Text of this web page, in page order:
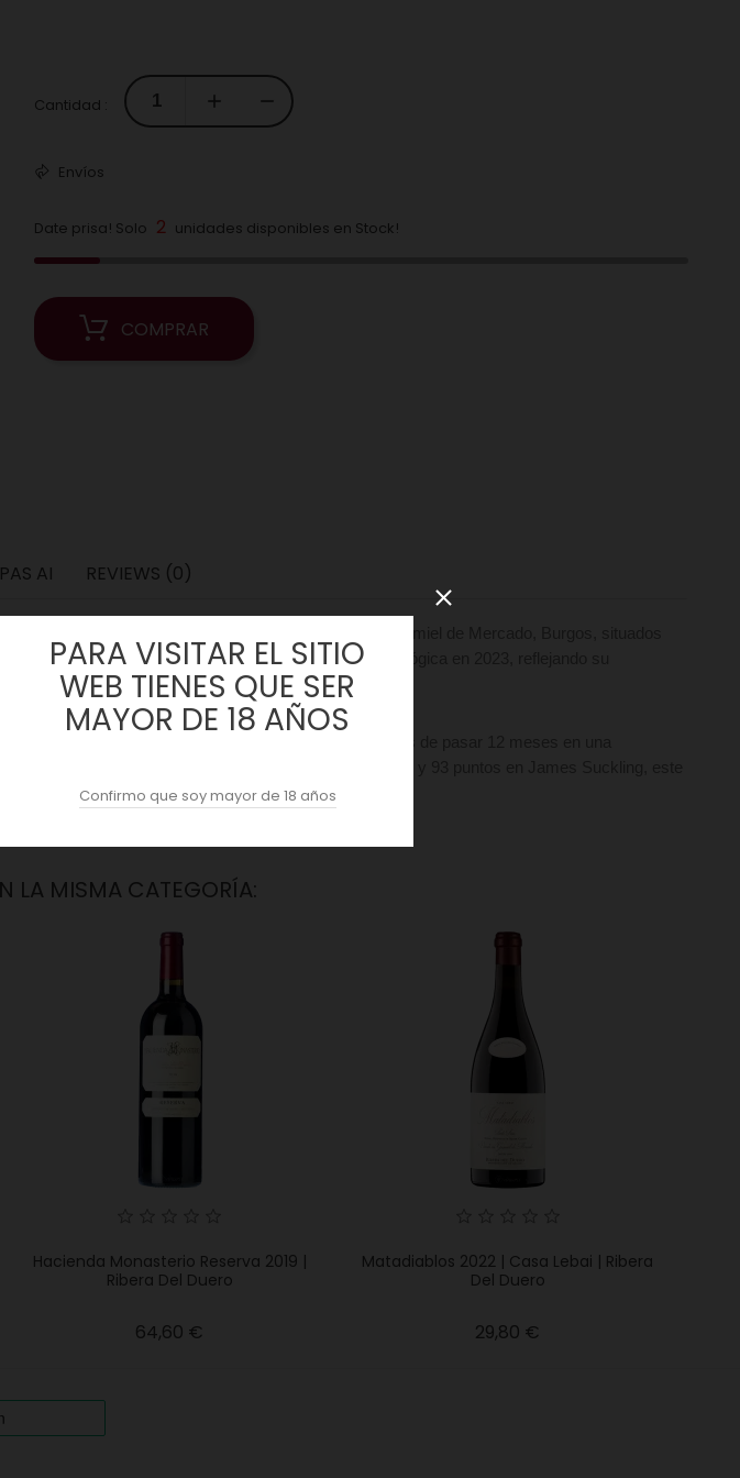
Cantidad :
Envíos
Date prisa! Solo 2 unidades disponibles en Stock!
COMPRAR
AI REVIEWS (0)
de caliza. La bodega obtuvo la certificación ecológica en 2023, reflejando su
levaduras nativas durante 10 días de maceración antes de pasar 12 meses en una
Con 93 puntos en Wine Advocate (Luis Gutiérrez) y 93 puntos en James Suckling, este
roble perfectamente integrado de Ribera del Duero.
LA MISMA CATEGORÍA:
Hacienda Monasterio Reserva 2019 |
Ribera Del Duero
64,60 €
Matadiablos 2022 | Casa Lebai | Ribera
Del Duero
29,80 €
PARA VISITAR EL SITIO
WEB TIENES QUE SER
MAYOR DE 18 AÑOS
Confirmo que soy mayor de 18 años